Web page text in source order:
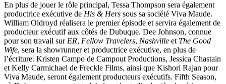
En plus de jouer le rôle principal, Tessa Thompson sera également
productrice exécutive de His & Hers sous sa société Viva Maude.
William Oldroyd réalisera le premier épisode et servira également de
producteur exécutif aux côtés de Dubuque. Dee Johnson, connue
pour son travail sur ER, Fellow Travelers, Nashville et The Good
Wife, sera la showrunner et productrice exécutive, en plus de
l’écriture. Kristen Campo de Campout Productions, Jessica Chastain
et Kelly Carmichael de Freckle Films, ainsi que Kishori Rajan pour
Viva Maude, seront également producteurs exécutifs. Fifth Season,